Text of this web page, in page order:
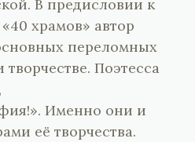
В предисловии к
храмов» автор
переломных
Поэтесса
Именно они и
её творчества.